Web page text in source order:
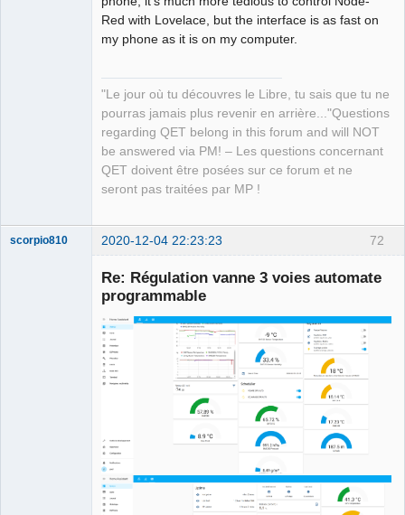
Red with Lovelace, but the interface is as fast on
my phone as it is on my computer.
"Le jour où tu découvres le Libre, tu sais que tu ne
pourras jamais plus revenir en arrière..."Questions
regarding QET belong in this forum and will NOT
be answered via PM! – Les questions concernant
QET doivent être posées sur ce forum et ne
seront pas traitées par MP !
72
scorpio810 2020-12-04 22:23:23
Re: Régulation vanne 3 voies automate
programmable